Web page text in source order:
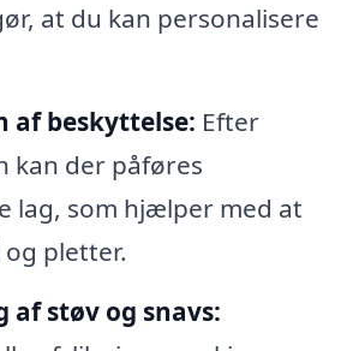
at du kan personalisere
af beskyttelse: Efter
kan der påføres
lag, som hjælper med at
pletter.
af støv og snavs: